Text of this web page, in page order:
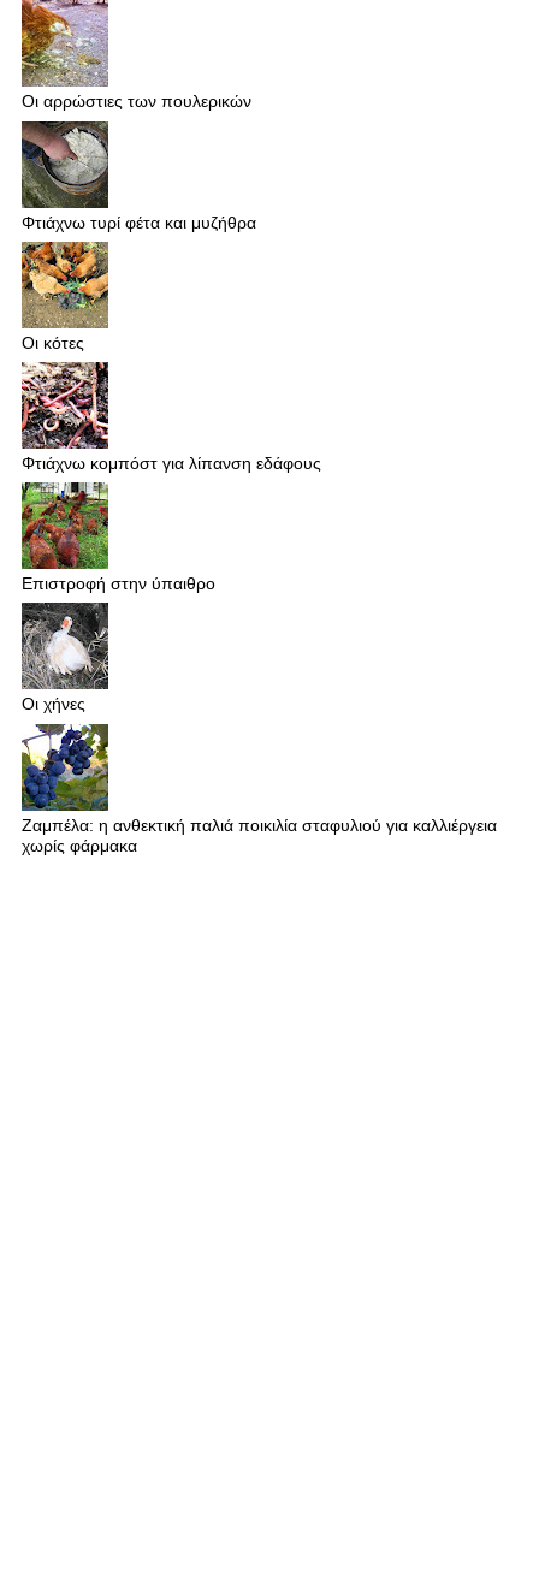
Οι αρρώστιες των πουλερικών
Φτιάχνω τυρί φέτα και μυζήθρα
Οι κότες
Φτιάχνω κομπόστ για λίπανση εδάφους
Επιστροφή στην ύπαιθρο
Οι χήνες
Ζαμπέλα: η ανθεκτική παλιά ποικιλία σταφυλιού για καλλιέργεια
χωρίς φάρμακα